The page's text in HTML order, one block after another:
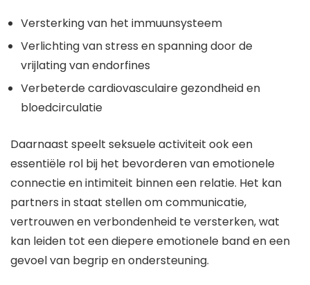
Versterking van het immuunsysteem
Verlichting van stress en spanning door de
vrijlating van endorfines
Verbeterde cardiovasculaire gezondheid en
bloedcirculatie
Daarnaast speelt seksuele activiteit ook een
essentiële rol bij het bevorderen van emotionele
connectie en intimiteit binnen een relatie. Het kan
partners in staat stellen om communicatie,
vertrouwen en verbondenheid te versterken, wat
kan leiden tot een diepere emotionele band en een
gevoel van begrip en ondersteuning.